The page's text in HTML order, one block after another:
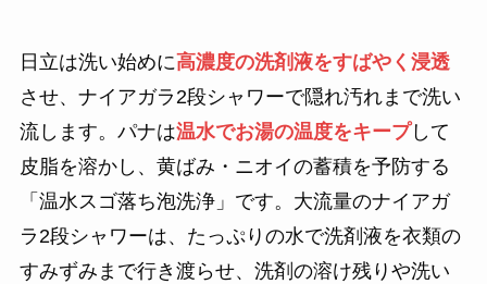
日立は洗い始めに高濃度の洗剤液をすばやく浸透
させ、ナイアガラ2段シャワーで隠れ汚れまで洗い
流します。パナは温水でお湯の温度をキープして
皮脂を溶かし、黄ばみ・ニオイの蓄積を予防する
「温水スゴ落ち泡洗浄」です。大流量のナイアガ
ラ2段シャワーは、たっぷりの水で洗剤液を衣類の
すみずみまで行き渡らせ、洗剤の溶け残りや洗い